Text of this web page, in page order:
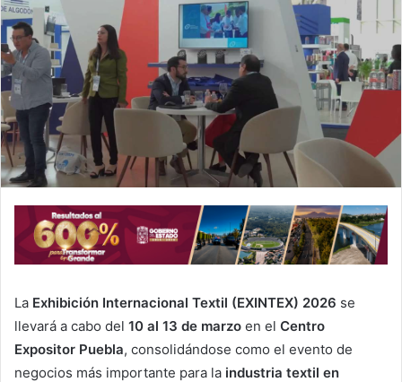
La Exhibición Internacional Textil (EXINTEX) 2026 se
llevará a cabo del 10 al 13 de marzo en el Centro
Expositor Puebla, consolidándose como el evento de
negocios más importante para la industria textil en